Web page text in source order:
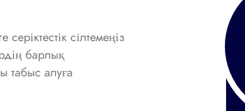
серіктестік сілтемеңіз
барлық
табыс алуға